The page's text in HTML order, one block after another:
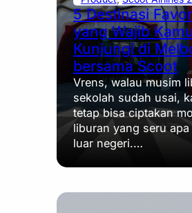
5 Destinasi
yang Wajib Kamu
Kunjungi di
bersama Scoot
Vrens, walau musim
sekolah sudah usai,
tetap bisa ciptakan
liburan yang seru
luar negeri.…